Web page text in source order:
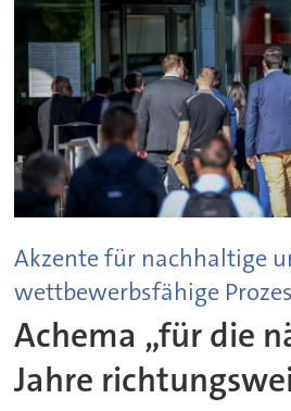
Akzente für nachhaltige
wettbewerbsfähige
Achema „für die
Jahre